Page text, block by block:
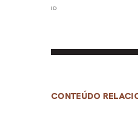
ID
CONTEÚDO